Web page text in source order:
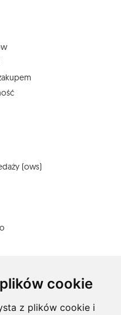
cookie
z plików cookie i
jej cofnięciem. W tym celu
klienta Mouton Interactive pod
(ows)